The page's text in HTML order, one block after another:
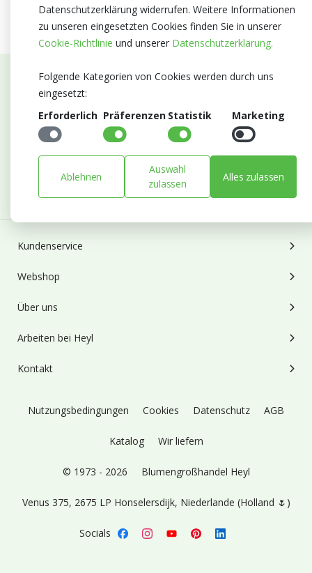
Abonnieren Sie unseren Newsletter
Bleiben Sie auf dem Laufenden mit Neuigkeiten und
Entwicklungen von Blumengroßhandel Heyl
Abonnieren
Kundenservice
Webshop
Über uns
Arbeiten bei Heyl
Kontakt
Nutzungsbedingungen Cookies Datenschutz AGB
Katalog Wir liefern
© 1973 - 2026 Blumengroßhandel Heyl
Venus 375, 2675 LP Honselersdijk, Niederlande (Holland 🌷)
Socials
Datenschutzerklärung widerrufen. Weitere Informationen
zu unseren eingesetzten Cookies finden Sie in unserer
Cookie-Richtlinie und unserer Datenschutzerklärung.
Folgende Kategorien von Cookies werden durch uns
eingesetzt:
Erforderlich Präferenzen Statistik Marketing
Ablehnen
Auswahl
zulassen
Alles zulassen